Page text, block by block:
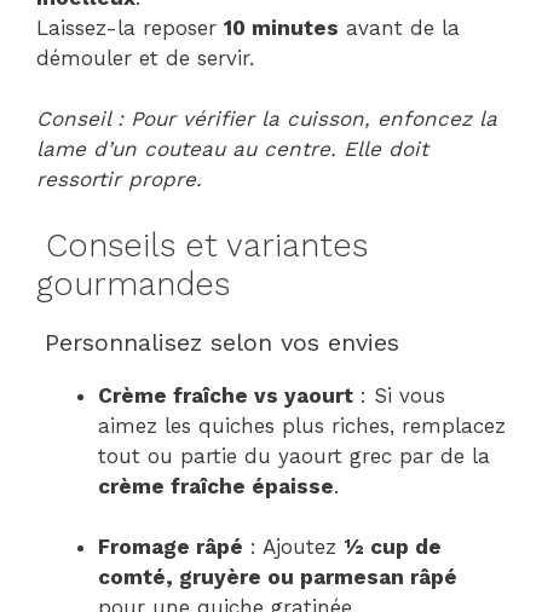
Laissez-la reposer 10 minutes avant de la
démouler et de servir.
Conseil : Pour vérifier la cuisson, enfoncez la
lame d’un couteau au centre. Elle doit
ressortir propre.
Conseils et variantes
gourmandes
Personnalisez selon vos envies
Crème fraîche vs yaourt : Si vous
aimez les quiches plus riches, remplacez
tout ou partie du yaourt grec par de la
crème fraîche épaisse.
Fromage râpé : Ajoutez ½ cup de
comté, gruyère ou parmesan râpé